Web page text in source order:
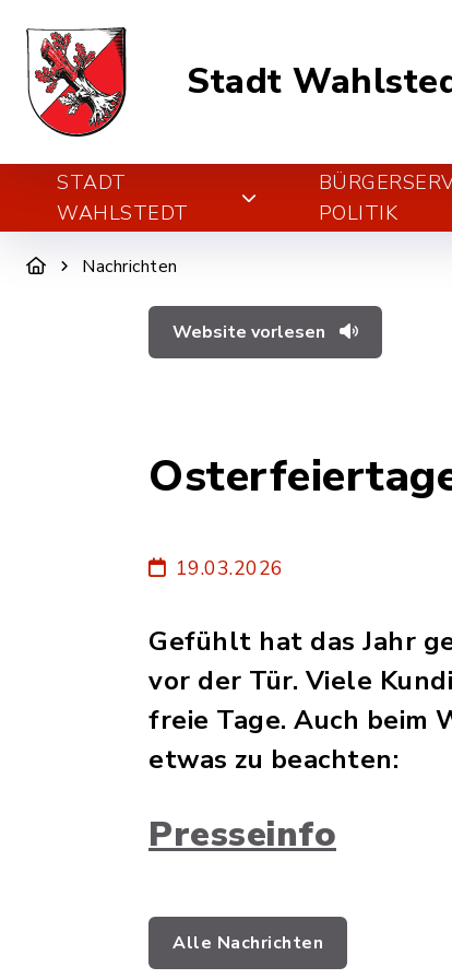
Stadt
STADT
WAHLSTEDT
POLITIK
Nachrichten
Website vorlesen
19.03.2026
Gefühlt hat das Jahr
vor der Tür. Viele
freie Tage. Auch beim
etwas zu beachten:
Presseinfo
Alle Nachrichten